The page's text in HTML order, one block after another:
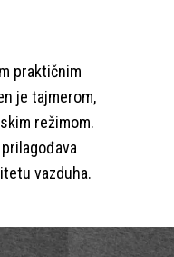
praktičnim
je tajmerom,
režimom.
vazduha.